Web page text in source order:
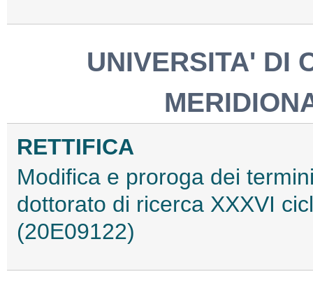
UNIVERSITA' DI
RETTIFICA
Modifica e proroga dei
dottorato di ricerca XXXVI
(20E09122)